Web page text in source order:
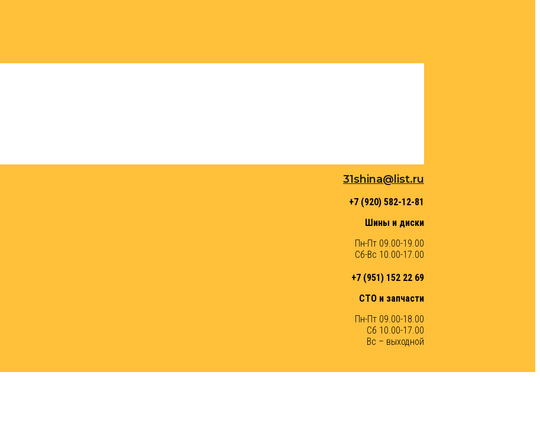
31shina@list.ru
+7 (920) 582-12-81
Шины и диски
Пн-Пт 09.00-19.00
Сб-Вс 10.00-17.00
+7 (951) 152 22 69
СТО и запчасти
Пн-Пт 09.00-18.00
Сб 10.00-17.00
Вс – выходной